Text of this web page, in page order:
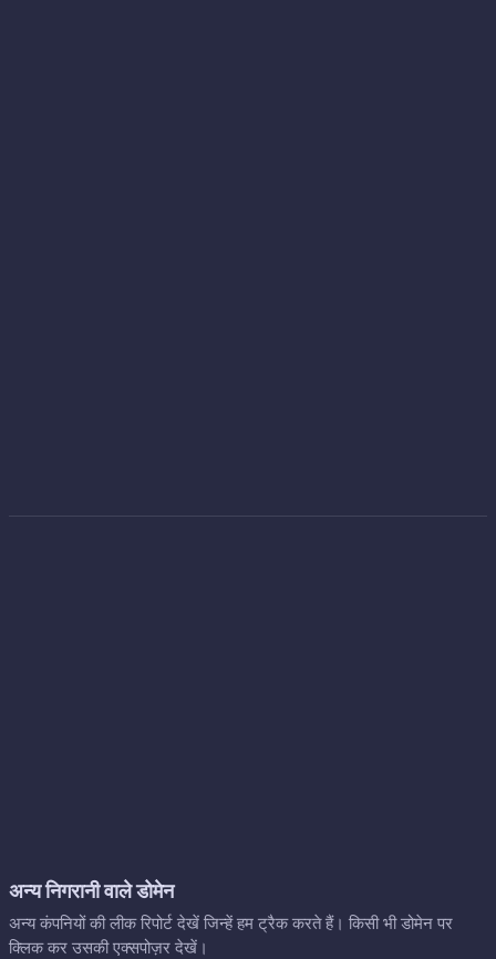
अन्य निगरानी वाले डोमेन
अन्य कंपनियों की लीक रिपोर्ट देखें जिन्हें हम ट्रैक करते हैं। किसी भी डोमेन पर
क्लिक कर उसकी एक्सपोज़र देखें।